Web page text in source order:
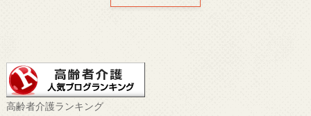
高齢者介護ランキング